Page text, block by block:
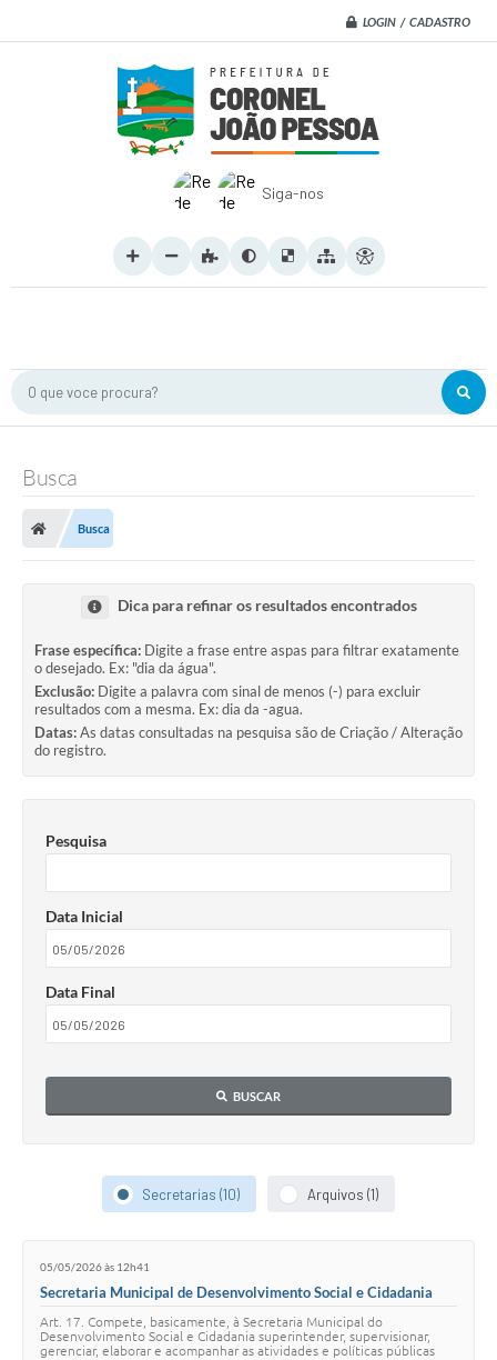
LOGIN / CADASTRO
O que voce procura?
Siga-nos
Busca
Busca
Dica para refinar os resultados encontrados
Frase específica: Digite a frase entre aspas para filtrar exatamente
o desejado. Ex: "dia da água".
Exclusão: Digite a palavra com sinal de menos (-) para excluir
resultados com a mesma. Ex: dia da -agua.
Datas:As datas consultadas na pesquisa são de Criação / Alteração
do registro.
Pesquisa
Data Inicial
Data Final
BUSCAR
Secretarias (10) Arquivos (1)
05/05/2026 às 12h41
Secretaria Municipal de Desenvolvimento Social e Cidadania
Art. 17. Compete, basicamente, à Secretaria Municipal do
Desenvolvimento Social e Cidadania superintender, supervisionar,
gerenciar, elaborar e acompanhar as atividades e políticas públicas